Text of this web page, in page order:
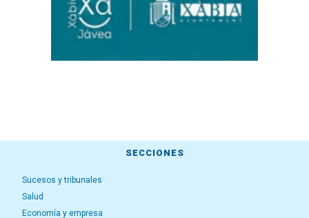
SECCIONES
Sucesos y tribunales
Salud
Economía y empresa